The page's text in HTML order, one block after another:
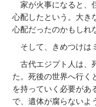
家が火事になると、
心配したという。大き
心配だったのかもしれ
そして、きめつけは
古代エジプト人は、
た。死後の世界へ行く
を持っていく必要があ
で、遺体が腐らないよ